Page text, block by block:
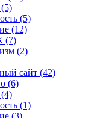
(5)
(5)
(12)
(7)
(2)
сайт (42)
(6)
(4)
(1)
(3)